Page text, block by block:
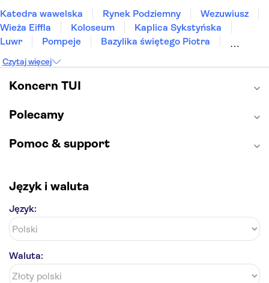
Katedra wawelska Rynek Podziemny
Wezuwiusz
Wieża Eiffla
Koloseum
Kaplica Sykstyńska
Luwr
Pompeje
Bazylika świętego Piotra
Etna
Wawel Park Güell
Alhambra
Caminito del Rey
Czytaj więcej
Koncern TUI
Polecamy
Pomoc & support
Język i waluta
Język:
Waluta: